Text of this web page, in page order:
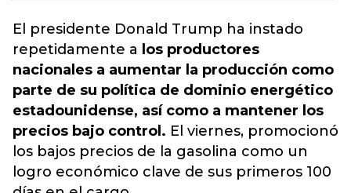
El presidente Donald Trump ha instado
repetidamente a los productores
nacionales a aumentar la producción como
parte de su política de dominio energético
estadounidense, así como a mantener los
precios bajo control. El viernes, promocionó
los bajos precios de la gasolina como un
logro económico clave de sus primeros 100